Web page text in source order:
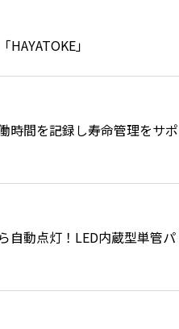
」
時間を記録し寿命管理をサポ
自動点灯！LED内蔵型単管パ